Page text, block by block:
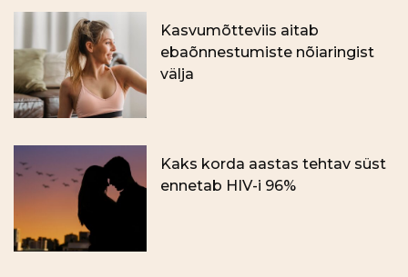
Kasvumõtteviis aitab
ebaõnnestumiste nõiaringist
välja
Kaks korda aastas tehtav süst
ennetab HIV-i 96%